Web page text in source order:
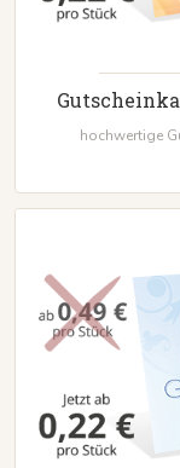
hochwertige